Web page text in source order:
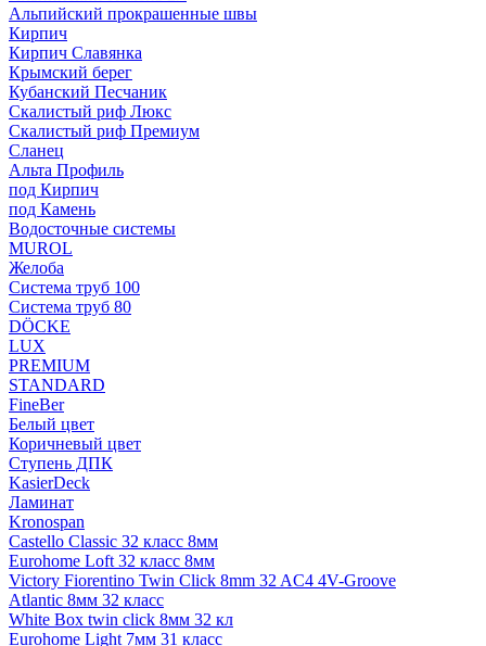
Альпийский прокрашенные швы
Кирпич
Кирпич Славянка
Крымский берег
Кубанский Песчаник
Скалистый риф Люкс
Скалистый риф Премиум
Сланец
Альта Профиль
под Кирпич
под Камень
Водосточные системы
MUROL
Желоба
Система труб 100
Система труб 80
DÖCKE
LUX
PREMIUM
STANDARD
FineBer
Белый цвет
Коричневый цвет
Ступень ДПК
KasierDeck
Ламинат
Kronospan
Castello Classic 32 класс 8мм
Eurohome Loft 32 класс 8мм
Victory Fiorentino Twin Click 8mm 32 AC4 4V-Groove
Atlantic 8мм 32 класс
White Box twin click 8мм 32 кл
Eurohome Light 7мм 31 класс